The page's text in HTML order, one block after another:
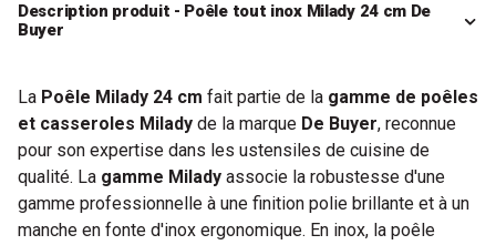
Description produit - Poêle tout inox Milady 24 cm De
Buyer
La Poêle Milady 24 cm fait partie de la gamme de poêles
et casseroles Milady de la marque De Buyer, reconnue
pour son expertise dans les ustensiles de cuisine de
qualité. La gamme Milady associe la robustesse d'une
gamme professionnelle à une finition polie brillante et à un
manche en fonte d'inox ergonomique. En inox, la poêle